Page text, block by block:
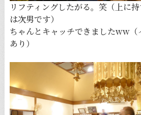
リフティングしたがる。笑（上に
は次男です）
ちゃんとキャッチできましたww（
あり）